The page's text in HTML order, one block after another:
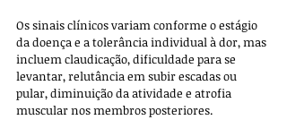
Os sinais clínicos variam conforme o estágio
da doença e a tolerância individual à dor, mas
incluem claudicação, dificuldade para se
levantar, relutância em subir escadas ou
pular, diminuição da atividade e atrofia
muscular nos membros posteriores.